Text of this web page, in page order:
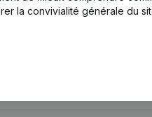
la convivialité générale du